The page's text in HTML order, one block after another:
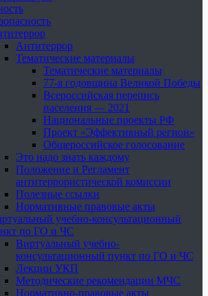
Антитеррор
Тематические материалы
Тематические материалы
77-я годовщина Великой Победы
Всероссийская перепись
населения — 2021
Национальные проекты РФ
Проект «Эффективный регион»
Общероссийское голосование
Это надо знать каждому
Положение и Регламент
антитеррористической комиссии
Полезные ссылки
Нормативные правовые акты
учебно-консультационный
по ГО и ЧС
Виртуальный учебно-
консультационный пункт по ГО и ЧС
Лекции УКП
Методические рекомендации МЧС
Нормативно-правовые акты